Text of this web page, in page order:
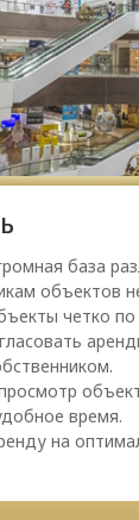
база
объектов
четко по
время.
на